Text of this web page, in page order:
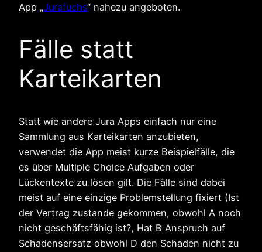
App „Jurafuchs“ nahezu angeboten.
Fälle statt
Karteikarten
Statt wie andere Jura Apps einfach nur eine
Sammlung aus Karteikarten anzubieten,
verwendet die App meist kurze Beispielfälle, die
es über Multiple Choice Aufgaben oder
Lückentexte zu lösen gilt. Die Fälle sind dabei
meist auf eine einzige Problemstellung fixiert (Ist
der Vertrag zustande gekommen, obwohl A noch
nicht geschäftsfähig ist?, Hat B Anspruch auf
Schadensersatz obwohl D den Schaden nicht zu